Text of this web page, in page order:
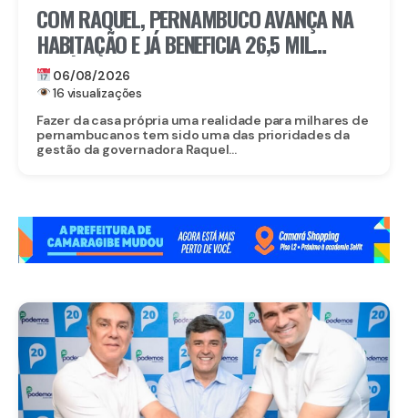
COM RAQUEL, PERNAMBUCO AVANÇA NA
HABITAÇÃO E JÁ BENEFICIA 26,5 MIL
FAMÍLIAS COM O MORAR BEM – ENTRADA
GARANTIDA
06/08/2026
16 visualizações
Fazer da casa própria uma realidade para milhares de
pernambucanos tem sido uma das prioridades da
gestão da governadora Raquel...